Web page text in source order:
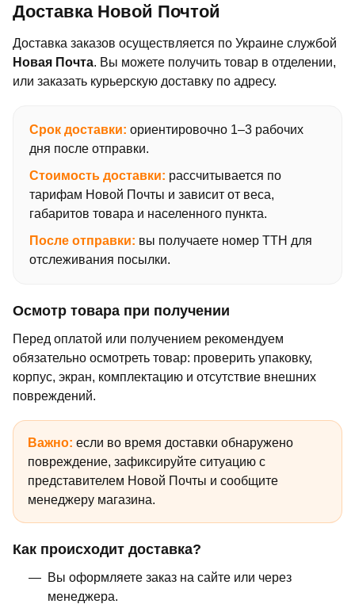
Доставка Новой Почтой
Доставка заказов осуществляется по Украине службой
Новая Почта. Вы можете получить товар в отделении,
или заказать курьерскую доставку по адресу.
Срок доставки: ориентировочно 1–3 рабочих
дня после отправки.
Стоимость доставки: рассчитывается по
тарифам Новой Почты и зависит от веса,
габаритов товара и населенного пункта.
После отправки: вы получаете номер ТТН для
отслеживания посылки.
Осмотр товара при получении
Перед оплатой или получением рекомендуем
обязательно осмотреть товар: проверить упаковку,
корпус, экран, комплектацию и отсутствие внешних
повреждений.
Важно: если во время доставки обнаружено
повреждение, зафиксируйте ситуацию с
представителем Новой Почты и сообщите
менеджеру магазина.
Как происходит доставка?
Вы оформляете заказ на сайте или через
менеджера.